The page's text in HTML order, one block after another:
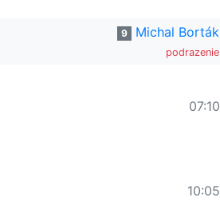
9 Michal Borták
podrazenie
07:10
10:05